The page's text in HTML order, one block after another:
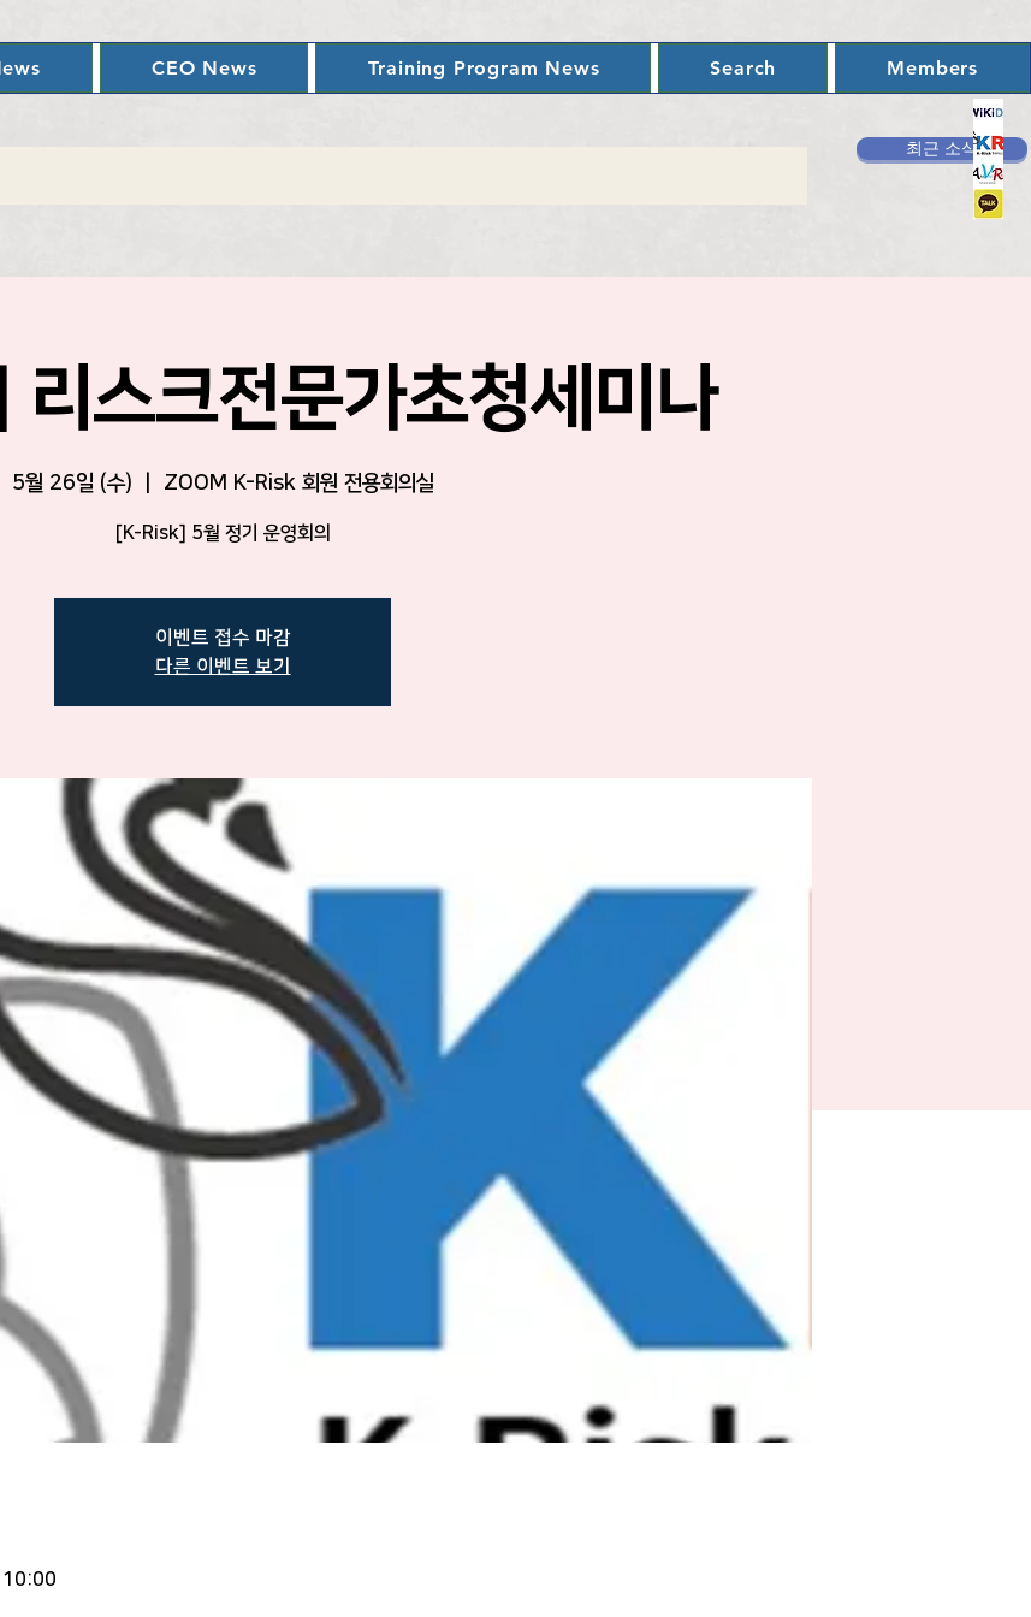
CEO News Training Program News Search Members
최근 소식
스크전문가초청세미나
5월 26일 (수) ZOOM K-Risk 회원 전용회의실
[K-Risk] 5월 정기 운영회의
이벤트 접수 마감
다른 이벤트 보기
10:00